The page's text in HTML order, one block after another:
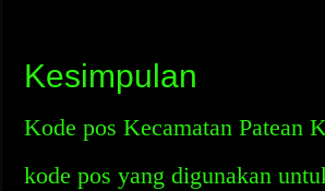
Kesimpulan
Kode pos Kecamatan Patean
kode pos yang digunakan